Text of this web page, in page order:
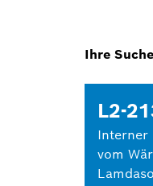
Ihre
L2-
Interner
vom